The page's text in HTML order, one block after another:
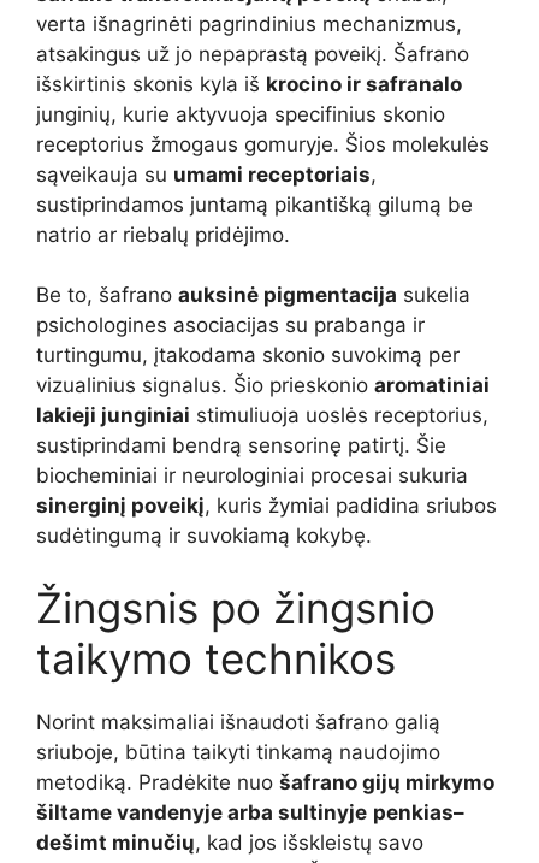
verta išnagrinėti pagrindinius mechanizmus,
atsakingus už jo nepaprastą poveikį. Šafrano
išskirtinis skonis kyla iš krocino ir safranalo
junginių, kurie aktyvuoja specifinius skonio
receptorius žmogaus gomuryje. Šios molekulės
sąveikauja su umami receptoriais,
sustiprindamos juntamą pikantišką gilumą be
natrio ar riebalų pridėjimo.
Be to, šafrano auksinė pigmentacija sukelia
psichologines asociacijas su prabanga ir
turtingumu, įtakodama skonio suvokimą per
vizualinius signalus. Šio prieskonio aromatiniai
lakieji junginiai stimuliuoja uoslės receptorius,
sustiprindami bendrą sensorinę patirtį. Šie
biocheminiai ir neurologiniai procesai sukuria
sinerginį poveikį, kuris žymiai padidina sriubos
sudėtingumą ir suvokiamą kokybę.
Žingsnis po žingsnio
taikymo technikos
Norint maksimaliai išnaudoti šafrano galią
sriuboje, būtina taikyti tinkamą naudojimo
metodiką. Pradėkite nuo šafrano gijų mirkymo
šiltame vandenyje arba sultinyje penkias–
dešimt minučių, kad jos išskleistų savo